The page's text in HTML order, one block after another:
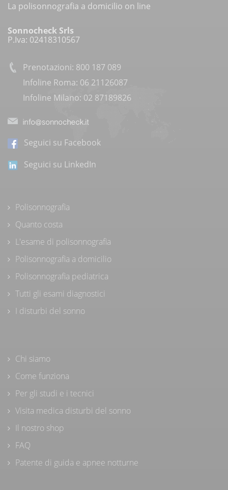
La polisonnografia a domicilio on line
Sonnocheck Srls
P.Iva: 02418310567
Prenotazioni: 800 187 089
Infoline Roma: 06 21126087
Infoline Milano: 02 87189826
Seguici su Facebook
Seguici su LinkedIn
Polisonnografia
Quanto costa
L'esame di polisonnografia
Polisonnografia a domicilio
Polisonnografia pediatrica
Tutti gli esami diagnostici
I disturbi del sonno
Chi siamo
Come funziona
Per gli studi e i tecnici
Visita medica disturbi del sonno
Il nostro shop
FAQ
Patente di guida e apnee notturne